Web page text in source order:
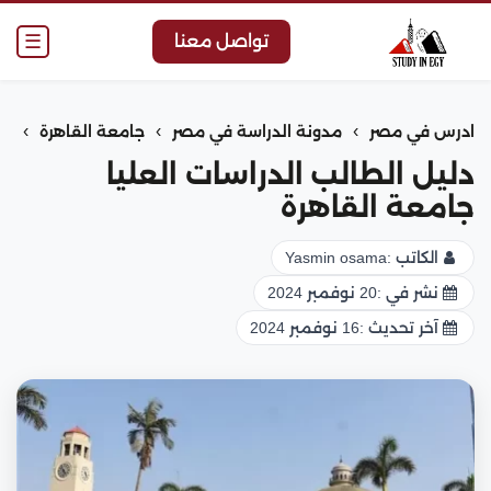
☰ تواصل معنا
ادرس في مصر › مدونة الدراسة في مصر › جامعة القاهرة ›
دليل الطالب الدراسات العليا
جامعة القاهرة
الكاتب :Yasmin osama
نشر في :20 نوفمبر 2024
آخر تحديث :16 نوفمبر 2024